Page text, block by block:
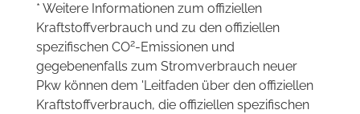
* Weitere Informationen zum offiziellen
Kraftstoffverbrauch und zu den offiziellen
spezifischen CO2-Emissionen und
gegebenenfalls zum Stromverbrauch neuer
Pkw können dem 'Leitfaden über den offiziellen
Kraftstoffverbrauch, die offiziellen spezifischen